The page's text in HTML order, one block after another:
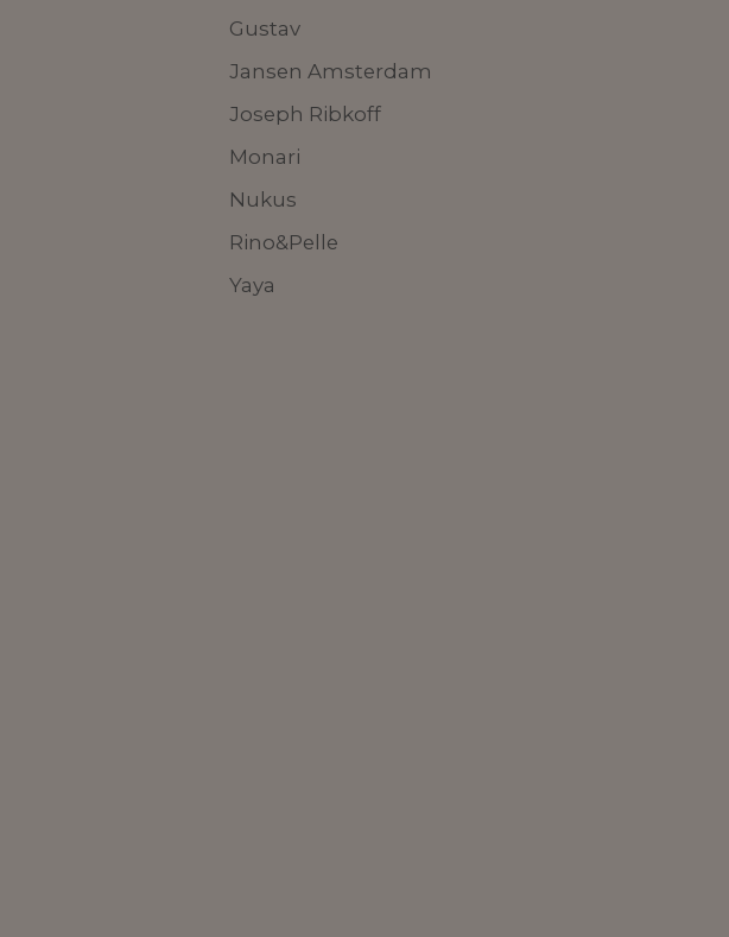
Gustav
Jansen Amsterdam
Joseph Ribkoff
Monari
Nukus
Rino&Pelle
Yaya